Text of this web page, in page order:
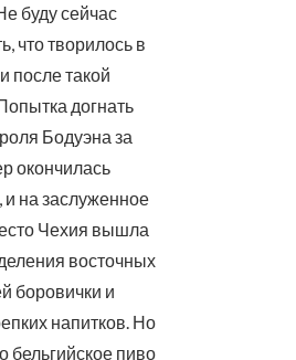
буду сейчас
что творилось в
после такой
догнать
Бодуэна за
окончилась
и на заслуженное
Чехия вышла
восточных
боровички и
напитков. Но
бельгийское пиво